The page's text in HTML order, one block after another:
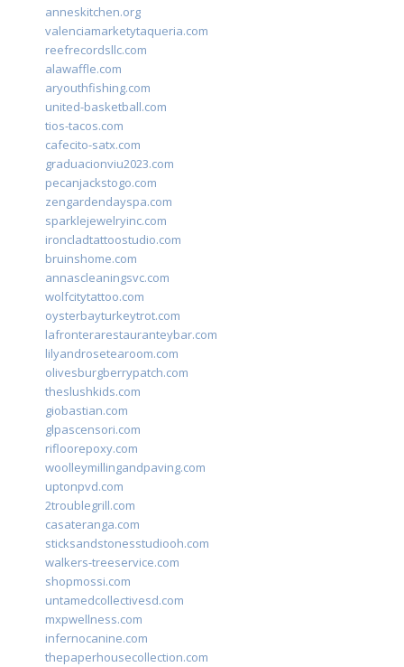
anneskitchen.org
valenciamarketytaqueria.com
reefrecordsllc.com
alawaffle.com
aryouthfishing.com
united-basketball.com
tios-tacos.com
cafecito-satx.com
graduacionviu2023.com
pecanjackstogo.com
zengardendayspa.com
sparklejewelryinc.com
ironcladtattoostudio.com
bruinshome.com
annascleaningsvc.com
wolfcitytattoo.com
oysterbayturkeytrot.com
lafronterarestauranteybar.com
lilyandrosetearoom.com
olivesburgberrypatch.com
theslushkids.com
giobastian.com
glpascensori.com
rifloorepoxy.com
woolleymillingandpaving.com
uptonpvd.com
2troublegrill.com
casateranga.com
sticksandstonesstudiooh.com
walkers-treeservice.com
shopmossi.com
untamedcollectivesd.com
mxpwellness.com
infernocanine.com
thepaperhousecollection.com